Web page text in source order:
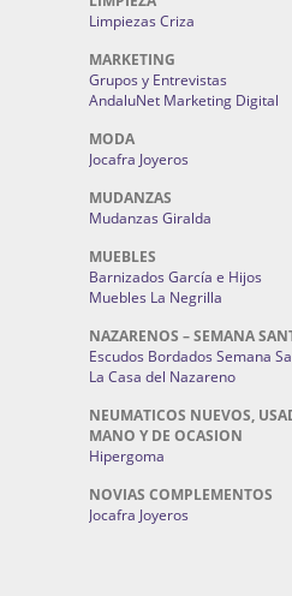
Limpiezas Criza
MARKETING
Grupos y Entrevistas
AndaluNet Marketing Digital
MODA
Jocafra Joyeros
MUDANZAS
Mudanzas Giralda
MUEBLES
Barnizados García e Hijos
Muebles La Negrilla
NAZARENOS – SEMANA
Escudos Bordados Semana
La Casa del Nazareno
NEUMATICOS NUEVOS,
MANO Y DE OCASION
Hipergoma
NOVIAS COMPLEMENTOS
Jocafra Joyeros